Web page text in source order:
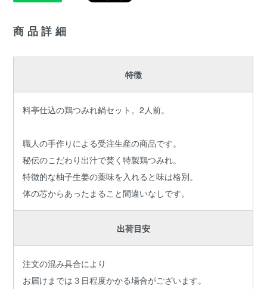
商品詳細
特徴
料亭仕込の鶏つみれ鍋セット。2人前。
職人の手作りによる受注生産の商品です。
秘伝のこだわり出汁で焚く特製鶏つみれ。
特徴的な柚子生姜の薬味を入れると味は格別。
体の芯からあったまること間違いなしです。
出荷目安
注文の混み具合により
お届けまでは３日程度かかる場合がございます。